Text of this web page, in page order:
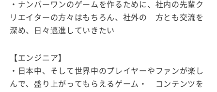
・ナンバーワンのゲームを作るために、社内の先輩ク
リエイターの方々はもちろん、社外の 方とも交流を
深め、日々邁進していきたい
【エンジニア】
・日本中、そして世界中のプレイヤーやファンが楽し
んで、盛り上がってもらえるゲーム・ コンテンツを